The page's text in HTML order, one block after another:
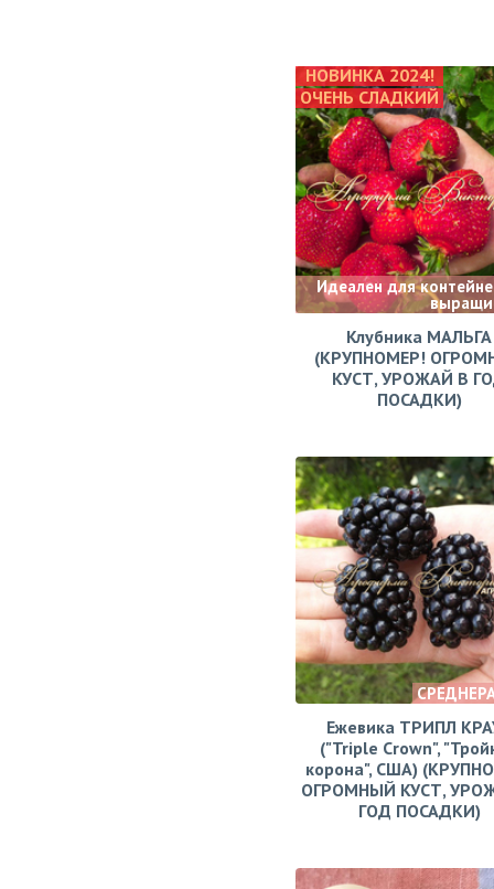
НОВИНКА 2024!
ОЧЕНЬ СЛАДКИЙ
Идеален для
Клубника МАЛЬГА
(КРУПНОМЕР!
КУСТ, УРОЖАЙ В
ПОСАДКИ)
Ежевика ТРИПЛ
("Triple Crown",
корона", США)
ОГРОМНЫЙ КУСТ,
ГОД ПОСАДКИ)